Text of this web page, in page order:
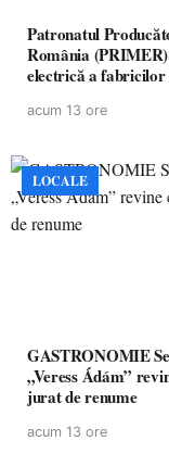
Patronatul
România
electrică a fabricilor
acum 13 ore
LOCALE
GASTRONOMIE Se încing ceaunele la Satu Mare! Concursul
„Veress Ádám”
jurat de renume
acum 13 ore